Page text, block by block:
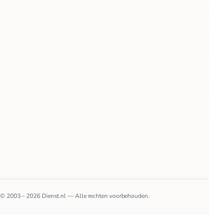
© 2003 – 2026 Dienst.nl — Alle rechten voorbehouden.